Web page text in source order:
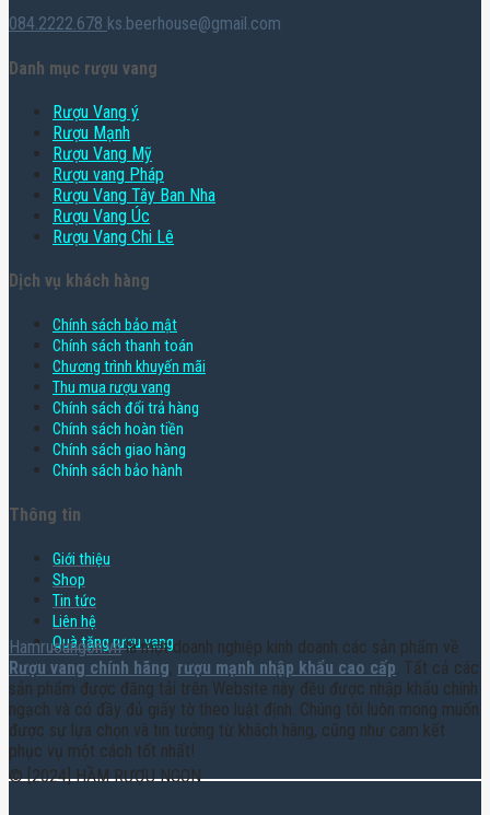
084.2222.678 ks.beerhouse@gmail.com
Danh mục rượu vang
Rượu Vang ý
Rượu Mạnh
Rượu Vang Mỹ
Rượu vang Pháp
Rượu Vang Tây Ban Nha
Rượu Vang Úc
Rượu Vang Chi Lê
Dịch vụ khách hàng
Chính sách bảo mật
Chính sách thanh toán
Chương trình khuyến mãi
Thu mua rượu vang
Chính sách đổi trả hàng
Chính sách hoàn tiền
Chính sách giao hàng
Chính sách bảo hành
Thông tin
Giới thiệu
Shop
Tin tức
Liên hệ
Quà tặng rượu vang
Hamruoungon.vnlà một doanh nghiệp kinh doanh các sản phẩm về
Rượu vang chính hãng, rượu mạnh nhập khẩu cao cấp. Tất cả các
sản phẩm được đăng tải trên Website này đều được nhập khẩu chính
ngạch và có đầy đủ giấy tờ theo luật định. Chúng tôi luôn mong muốn
được sự lựa chọn và tin tưởng từ khách hàng, cũng như cam kết
phục vụ một cách tốt nhất!
© [2024] HẦM RƯỢU NGON